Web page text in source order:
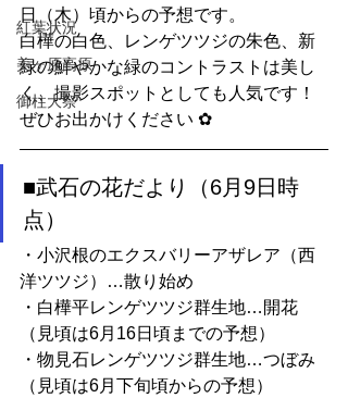
紅葉状況
美ヶ原高原
御柱大祭
日（木）頃からの予想です。
白樺の白色、レンゲツツジの朱色、新
緑の鮮やかな緑のコントラストは美し
く、撮影スポットとしても人気です！
ぜひお出かけください ✿
■武石の花だより（6月9日時
点）
・小沢根のエクスバリーアザレア（西
洋ツツジ）…散り始め
・白樺平レンゲツツジ群生地…開花
（見頃は6月16日頃までの予想）
・物見石レンゲツツジ群生地…つぼみ
（見頃は6月下旬頃からの予想）